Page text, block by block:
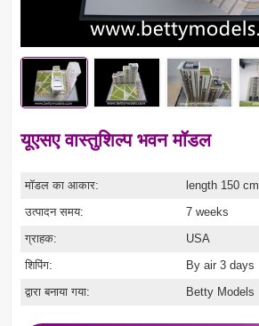
यूएसए वास्तुशिल्प भवन मॉडल
मॉडल का आकार:
length 150 cm
उत्पादन समय:
7 weeks
ग्राहक:
USA
शिपिंग:
By air 3 days
द्वारा बनाया गया:
Betty Models